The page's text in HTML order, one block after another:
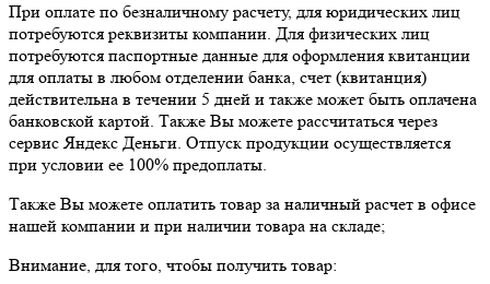
При оплате по безналичному расчету, для юридических лиц
потребуются реквизиты компании. Для физических лиц
потребуются паспортные данные для оформления квитанции
для оплаты в любом отделении банка, счет (квитанция)
действительна в течении 5 дней и также может быть оплачена
банковской картой. Также Вы можете рассчитаться через
сервис Яндекс Деньги. Отпуск продукции осуществляется
при условии ее 100% предоплаты.
Также Вы можете оплатить товар за наличный расчет в офисе
нашей компании и при наличии товара на складе;
Внимание, для того, чтобы получить товар: